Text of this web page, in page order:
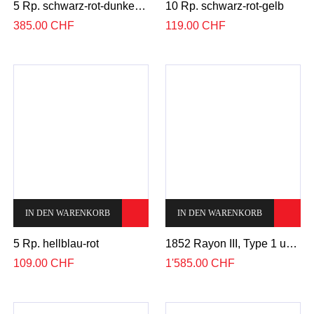
5 Rp. schwarz-rot-dunkelblau
385.00 CHF
10 Rp. schwarz-rot-gelb
119.00CHF
5 Rp. hellblau-rot
IN DEN WARENKORB
109.00 CHF
1852 Rayon III, Type 1 und 2
IN DEN WARENKORB
1'585.00 CHF